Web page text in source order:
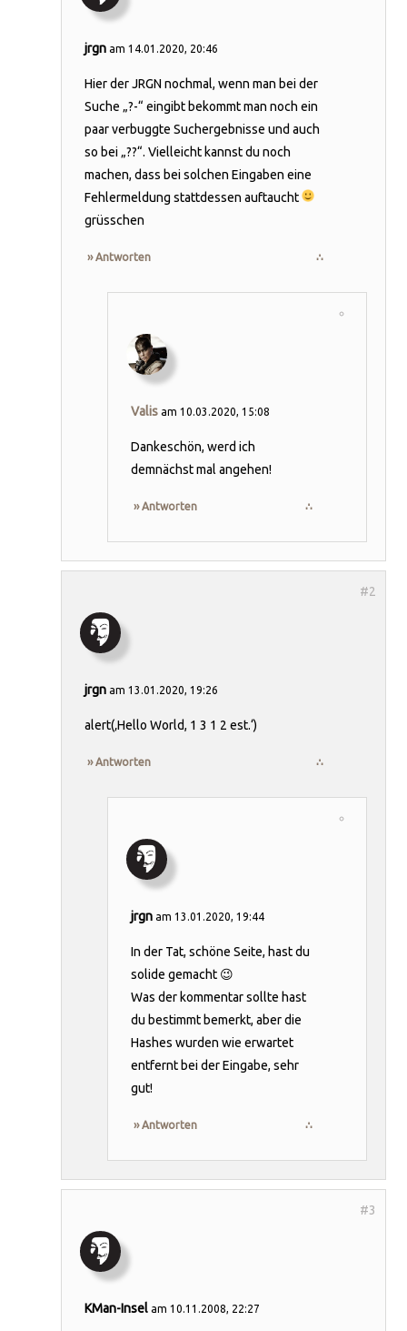
jrgn am 14.01.2020, 20:46
Hier der JRGN nochmal, wenn man bei der
Suche „?-“ eingibt bekommt man noch ein
paar verbuggte Suchergebnisse und auch
so bei „??“. Vielleicht kannst du noch
machen, dass bei solchen Eingaben eine
Fehlermeldung stattdessen auftaucht
grüsschen
›› Antworten ∴
Valis am 10.03.2020, 15:08
Dankeschön, werd ich
demnächst mal angehen!
›› Antworten ∴
jrgn am 13.01.2020, 19:26
alert(‚Hello World, 1 3 1 2 est.‘)
›› Antworten ∴
jrgn am 13.01.2020, 19:44
In der Tat, schöne Seite, hast du
solide gemacht 😉
Was der kommentar sollte hast
du bestimmt bemerkt, aber die
Hashes wurden wie erwartet
entfernt bei der Eingabe, sehr
gut!
›› Antworten ∴
KMan-Insel am 10.11.2008, 22:27